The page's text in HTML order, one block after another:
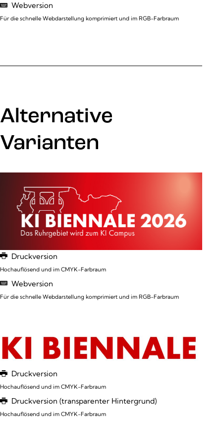
Webversion
Für die schnelle Webdarstellung komprimiert und im RGB-Farbraum
Alternative
Varianten
Druckversion
Hochauflösend und im CMYK-Farbraum
Webversion
Für die schnelle Webdarstellung komprimiert und im RGB-Farbraum
Druckversion
Hochauflösend und im CMYK-Farbraum
Druckversion (transparenter Hintergrund)
Hochauflösend und im CMYK-Farbraum